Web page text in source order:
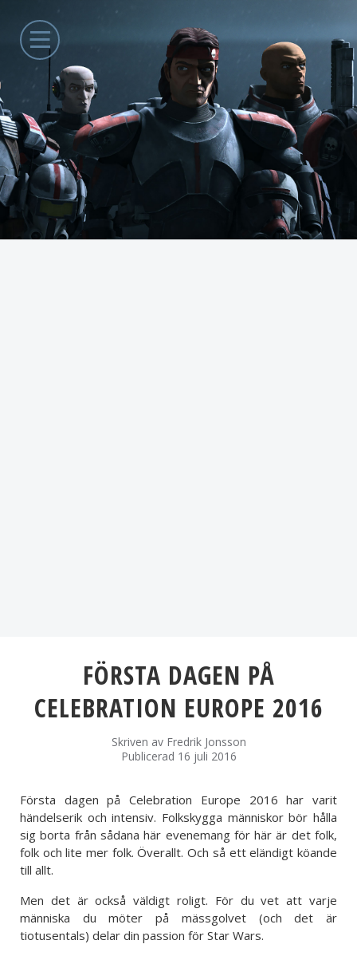
FÖRSTA DAGEN PÅ
CELEBRATION EUROPE 2016
Skriven av Fredrik Jonsson
Publicerad 16 juli 2016
Första dagen på Celebration Europe 2016 har varit
händelserik och intensiv. Folkskygga människor bör hålla
sig borta från sådana här evenemang för här är det folk,
folk och lite mer folk. Överallt. Och så ett eländigt köande
till allt.
Men det är också väldigt roligt. För du vet att varje
människa du möter på mässgolvet (och det är
tiotusentals) delar din passion för Star Wars.